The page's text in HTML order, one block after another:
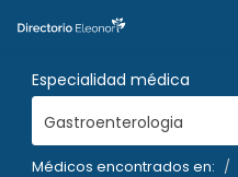
Especialidad médica
Gastroenterologia
Médicos encontrados en: